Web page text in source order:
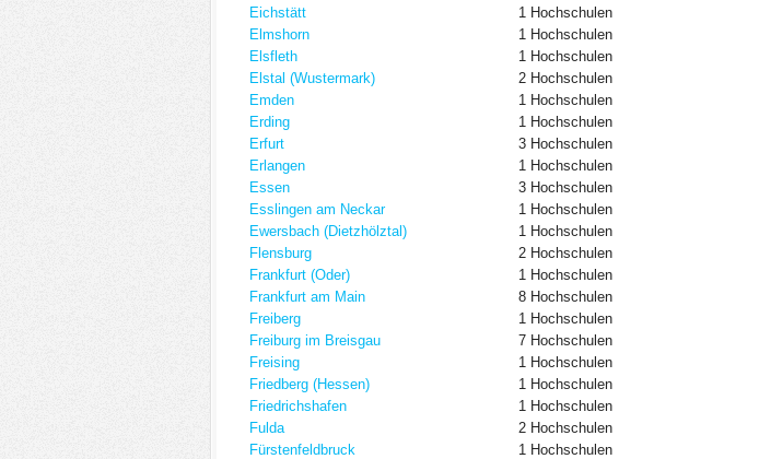
Eichstätt
1 Hochschulen
Elmshorn
1 Hochschulen
Elsfleth
1 Hochschulen
Elstal (Wustermark)
2 Hochschulen
Emden
1 Hochschulen
Erding
1 Hochschulen
Erfurt
3 Hochschulen
Erlangen
1 Hochschulen
Essen
3 Hochschulen
Esslingen am Neckar
1 Hochschulen
Ewersbach (Dietzhölztal)
1 Hochschulen
Flensburg
2 Hochschulen
Frankfurt (Oder)
1 Hochschulen
Frankfurt am Main
8 Hochschulen
Freiberg
1 Hochschulen
Freiburg im Breisgau
7 Hochschulen
Freising
1 Hochschulen
Friedberg (Hessen)
1 Hochschulen
Friedrichshafen
1 Hochschulen
Fulda
2 Hochschulen
Fürstenfeldbruck
1 Hochschulen